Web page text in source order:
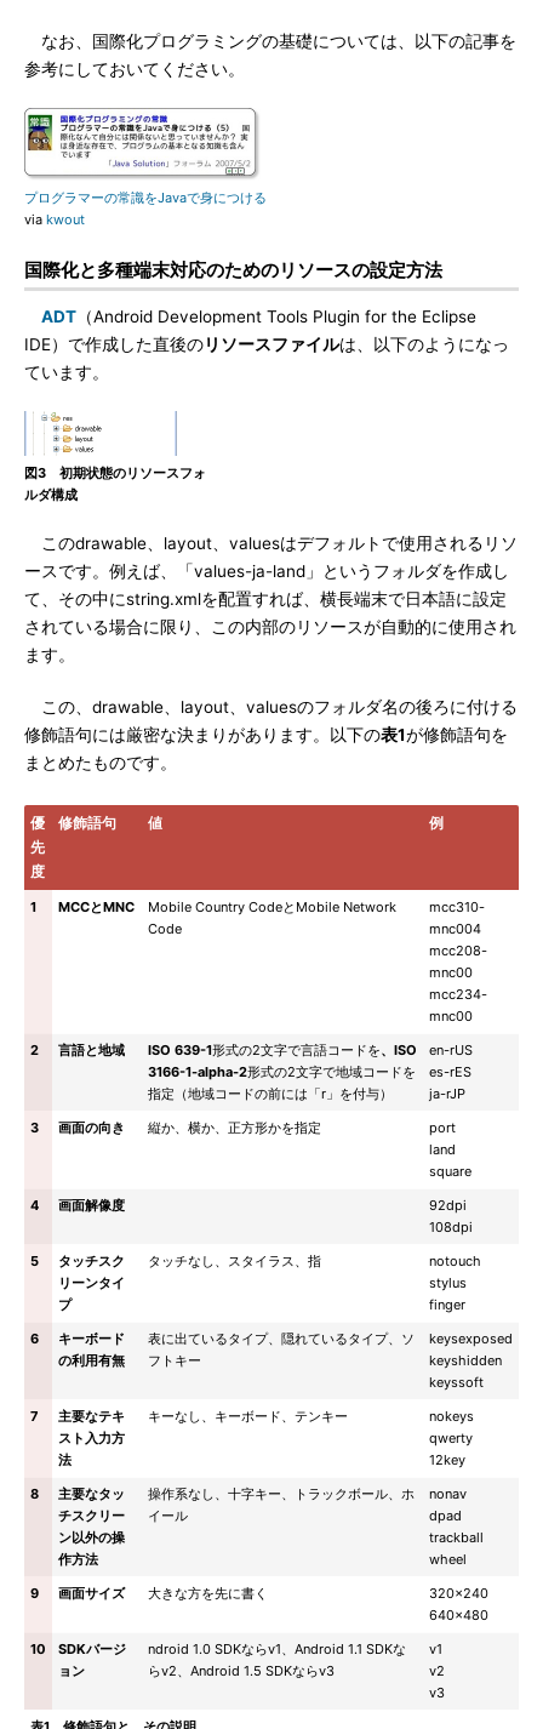
なお、国際化プログラミングの基礎については、以下の記事を
参考にしておいてください。
プログラマーの常識をJavaで身につける
via kwout
国際化と多種端末対応のためのリソースの設定方法
ADT （Android Development Tools Plugin for the Eclipse
IDE）で作成した直後のリソースファイルは、以下のようになっ
ています。
図3 初期状態のリソースフォ
ルダ構成
このdrawable、layout、valuesはデフォルトで使用されるリソ
ースです。例えば、「values-ja-land」というフォルダを作成し
て、その中にstring.xmlを配置すれば、横長端末で日本語に設定
されている場合に限り、この内部のリソースが自動的に使用され
ます。
この、drawable、layout、valuesのフォルダ名の後ろに付ける
修飾語句には厳密な決まりがあります。以下の表1が修飾語句を
まとめたものです。
優
先
度
修飾語句 値 例
1 MCCとMNC
Mobile Country CodeとMobile Network
Code
mcc310-
mnc004
mcc208-
mnc00
mcc234-
mnc00
2
言語と地域 ISO 639-1形式の2文字で言語コードを、ISO
3166-1-alpha-2形式の2文字で地域コードを
指定（地域コードの前には「r」を付与）
en-rUS
es-rES
ja-rJP
3
画面の向き 縦か、横か、正方形かを指定
port
land
square
4
画面解像度
92dpi
108dpi
5
タッチスク
リーンタイ
プ
タッチなし、スタイラス、指
notouch
stylus
finger
6
キーボード
の利用有無
表に出ているタイプ、隠れているタイプ、ソ
フトキー
keysexposed
keyshidden
keyssoft
7
主要なテキ
スト入力方
法
キーなし、キーボード、テンキー
nokeys
qwerty
12key
8
主要なタッ
チスクリー
ン以外の操
作方法
操作系なし、十字キー、トラックボール、ホ
イール
nonav
dpad
trackball
wheel
9
画面サイズ 大きな方を先に書く
320x240
640x480
10
SDKバージ
ョン
ndroid 1.0 SDKならv1、Android 1.1 SDKな
らv2、Android 1.5 SDKならv3
v1
v2
v3